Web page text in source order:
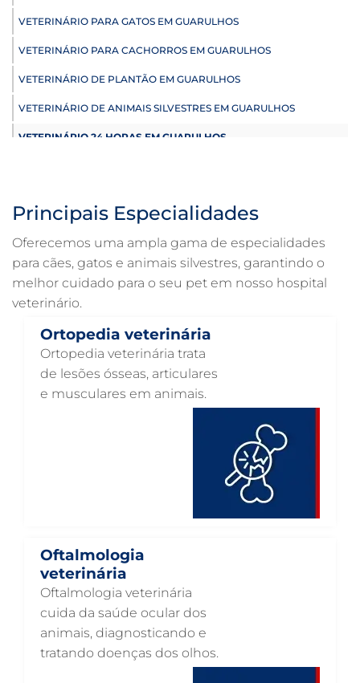
VETERINÁRIO PARA GATOS EM GUARULHOS
VETERINÁRIO PARA CACHORROS EM GUARULHOS
VETERINÁRIO DE PLANTÃO EM GUARULHOS
VETERINÁRIO DE ANIMAIS SILVESTRES EM GUARULHOS
VETERINÁRIO 24 HORAS EM GUARULHOS
ULTRASSONOGRAFIA PARA CACHORRO EM GUARULHOS
ULTRASSOM VETERINÁRIO EM GUARULHOS
TRATAMENTO DE ANIMAIS EM GUARULHOS
RAIO X VETERINÁRIO EM GUARULHOS
PNEUMOLOGIA VETERINÁRIA EM GUARULHOS
OTOSCOPIA VETERINÁRIA EM GUARULHOS
OTOSCOPIA DIGITAL VETERINÁRIA EM GUARULHOS
OFTALMOLOGIA VETERINÁRIA EM GUARULHOS
NEUROLOGIA ANIMAL EM GUARULHOS
NEFROLOGIA VETERINÁRIA EM GUARULHOS
LABORATÓRIO PET EM GUARULHOS
INTERNAÇÃO VETERINÁRIA EM GUARULHOS
Principais Especialidades
Oferecemos uma ampla gama de especialidades
para cães, gatos e animais silvestres, garantindo o
melhor cuidado para o seu pet em nosso hospital
veterinário.
Ortopedia veterinária
Ortopedia veterinária trata
de lesões ósseas, articulares
e musculares em animais.
Oftalmologia
veterinária
Oftalmologia veterinária
cuida da saúde ocular dos
animais, diagnosticando e
tratando doenças dos olhos.